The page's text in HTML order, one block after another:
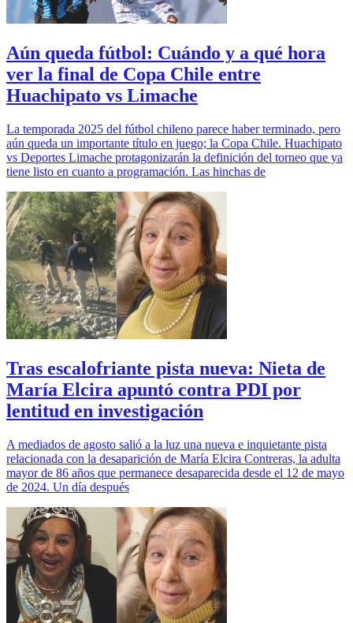
Aún queda fútbol: Cuándo y a qué hora
ver la final de Copa Chile entre
Huachipato vs Limache
La temporada 2025 del fútbol chileno parece haber terminado, pero
aún queda un importante título en juego; la Copa Chile. Huachipato
vs Deportes Limache protagonizarán la definición del torneo que ya
tiene listo en cuanto a programación. Las hinchas de
Tras escalofriante pista nueva: Nieta de
María Elcira apuntó contra PDI por
lentitud en investigación
A mediados de agosto salió a la luz una nueva e inquietante pista
relacionada con la desaparición de María Elcira Contreras, la adulta
mayor de 86 años que permanece desaparecida desde el 12 de mayo
de 2024. Un día después